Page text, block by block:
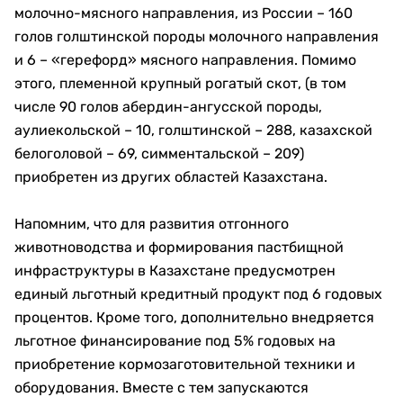
молочно-мясного направления, из России – 160
голов голштинской породы молочного направления
и 6 – «герефорд» мясного направления. Помимо
этого, племенной крупный рогатый скот, (в том
числе 90 голов абердин-ангусской породы,
аулиекольской – 10, голштинской – 288, казахской
белоголовой – 69, симментальской – 209)
приобретен из других областей Казахстана.
Напомним, что для развития отгонного
животноводства и формирования пастбищной
инфраструктуры в Казахстане предусмотрен
единый льготный кредитный продукт под 6 годовых
процентов. Кроме того, дополнительно внедряется
льготное финансирование под 5% годовых на
приобретение кормозаготовительной техники и
оборудования. Вместе с тем запускаются